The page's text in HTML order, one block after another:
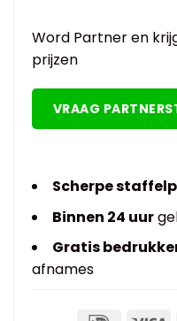
Word Partner en
prijzen
VRAAG
Scherpe
Binnen 24 uur
Gratis
afnames